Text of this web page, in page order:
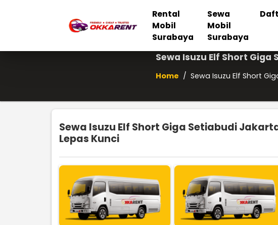
Rental
Mobil
Surabaya
Sewa
Mobil
Surabaya
Sewa Isuzu Elf Short
Home / Sewa Isuzu Elf Short
Sewa Isuzu Elf Short Giga Setiabudi
Lepas Kunci